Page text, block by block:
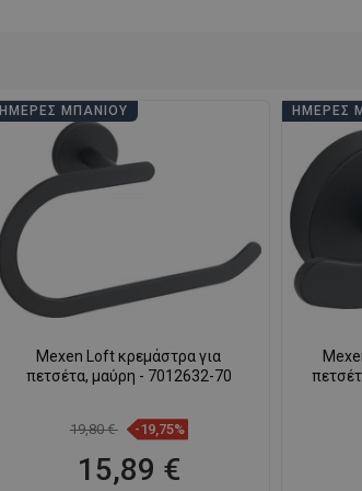
ΗΜΈΡΕΣ ΜΠΆΝΙΟΥ
Mexen Loft κρεμάστρα για
πετσέτα, μαύρη - 7012632-70
19,80 € -19,75%
15,89 €
ΗΜΈΡΕΣ